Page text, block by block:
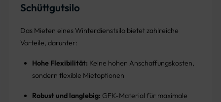
Schüttgutsilo
Das Mieten eines Winterdienstsilo bietet zahlreiche
Vorteile, darunter:
Hohe Flexibilität: Keine hohen Anschaffungskosten,
sondern flexible Mietoptionen
Robust und langlebig: GFK-Material für maximale